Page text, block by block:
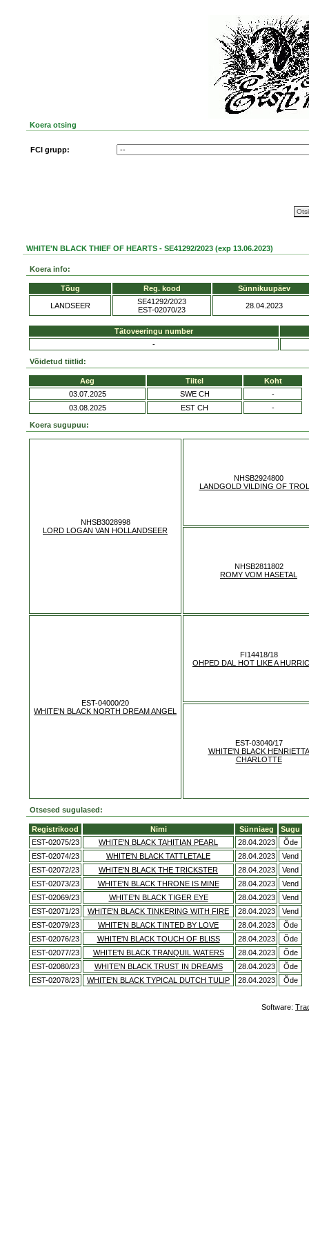
Koera otsing
FCI grupp:
WHITE'N BLACK THIEF OF HEARTS - SE41292/2023 (exp 13.06.2023)
Koera info:
Tõug Reg. kood Sünnikuupäev
LANDSEER
SE41292/2023
EST-02070/23
28.04.2023
Tätoveeringu number
-
Võidetud tiitlid:
Aeg Tiitel
Koht
03.07.2025
SWE CH
-
03.08.2025
EST CH -
Koera sugupuu:
NHSB3028998
LORD LOGAN VAN HOLLANDSEER
NHSB2924800
LANDGOLD VILDING OF
NHSB2811802
ROMY VOM HASETAL
EST-04000/20
WHITE'N BLACK NORTH DREAM ANGEL
FI14418/18
OHPED DAL HOT LIKE A
EST-03040/17
WHITE'N BLACK HENRIETTA
CHARLOTTE
Otsesed sugulased:
Registrikood Nimi Sünniaeg
Sugu
EST-02075/23
WHITE'N BLACK TAHITIAN PEARL 28.04.2023
Õde
EST-02074/23
WHITE'N BLACK TATTLETALE 28.04.2023
Vend
EST-02072/23
WHITE'N BLACK THE TRICKSTER 28.04.2023
Vend
EST-02073/23
WHITE'N BLACK THRONE IS MINE 28.04.2023
Vend
EST-02069/23
WHITE'N BLACK TIGER EYE 28.04.2023
Vend
EST-02071/23
WHITE'N BLACK TINKERING WITH FIRE 28.04.2023
Vend
EST-02079/23
WHITE'N BLACK TINTED BY LOVE 28.04.2023
Õde
EST-02076/23
WHITE'N BLACK TOUCH OF BLISS 28.04.2023
Õde
EST-02077/23
WHITE'N BLACK TRANQUIL WATERS 28.04.2023
Õde
EST-02080/23
WHITE'N BLACK TRUST IN DREAMS 28.04.2023
Õde
EST-02078/23
WHITE'N BLACK TYPICAL DUTCH TULIP 28.04.2023 Õde
Software: